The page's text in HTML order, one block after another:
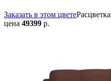
Заказать в этом цветеРасцветка
цена 49399 р.